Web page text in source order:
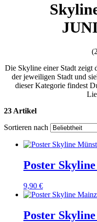
Die Skyline einer Stadt zeigt
der jeweiligen Stadt und
dieser Kategorie findest
23 Artikel
Sortieren nach
Poster
9,90 €
Poster